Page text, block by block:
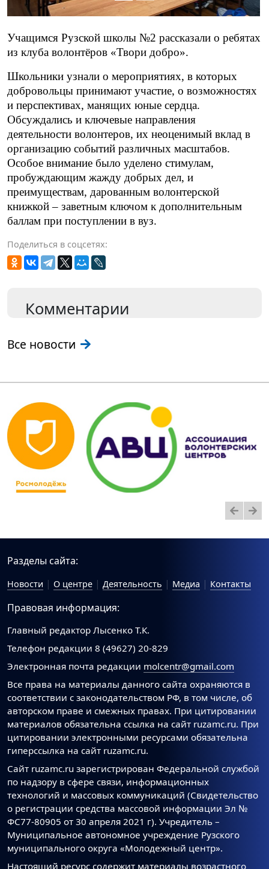
Учащимся Рузской школы №2 рассказали о ребятах
из клуба волонтёров «Твори добро».
Школьники узнали о мероприятиях, в которых
добровольцы принимают участие, о возможностях
и перспективах, манящих юные сердца.
Обсуждались и ключевые направления
деятельности волонтеров, их неоценимый вклад в
организацию событий различных масштабов.
Особое внимание было уделено стимулам,
пробуждающим жажду добрых дел, и
преимуществам, дарованным волонтерской
книжкой – заветным ключом к дополнительным
баллам при поступлении в вуз.
Поделиться в соцсетях:
Комментарии
Все новости
Разделы сайта:
Новости О центре Деятельность Медиа Контакты
Правовая информация:
Главный редактор Лысенко Т.К.
Телефон редакции 8 (49627) 20-829
Электронная почта редакции molcentr@gmail.com
Все права на материалы данного сайта охраняются в
соответствии с законодательством РФ, в том числе, об
авторском праве и смежных правах. При цитировании
материалов обязательна ссылка на сайт ruzamc.ru. При
цитировании электронными ресурсами обязательна
гиперссылка на сайт ruzamc.ru.
Сайт ruzamc.ru зарегистрирован Федеральной службой
по надзору в сфере связи, информационных
технологий и массовых коммуникаций (Свидетельство
о регистрации средства массовой информации Эл №
ФС77-80905 от 30 апреля 2021 г). Учредитель –
Муниципальное автономное учреждение Рузского
муниципального округа «Молодежный центр».
Настоящий ресурс содержит материалы возрастного